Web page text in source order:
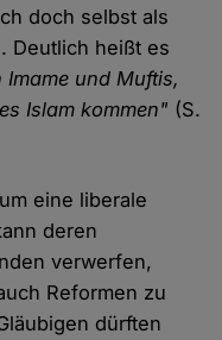
doch selbst als
Deutlich heißt es
und Muftis,
Islam kommen" (S.
eine liberale
deren
verwerfen,
Reformen zu
dürften